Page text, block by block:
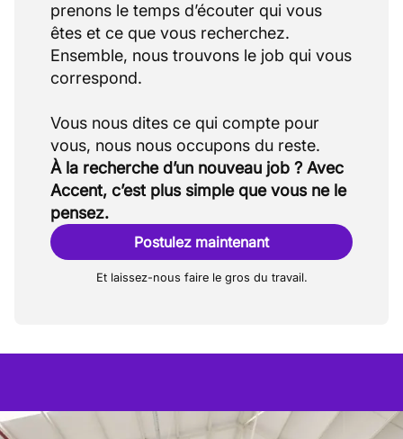
prenons le temps d’écouter qui vous
êtes et ce que vous recherchez.
Ensemble, nous trouvons le job qui vous
correspond.
Vous nous dites ce qui compte pour
À la recherche d’un nouveau job ? Avec
Accent, c’est plus simple que vous ne le
pensez.
Postulez maintenant
Et laissez-nous faire le gros du travail.